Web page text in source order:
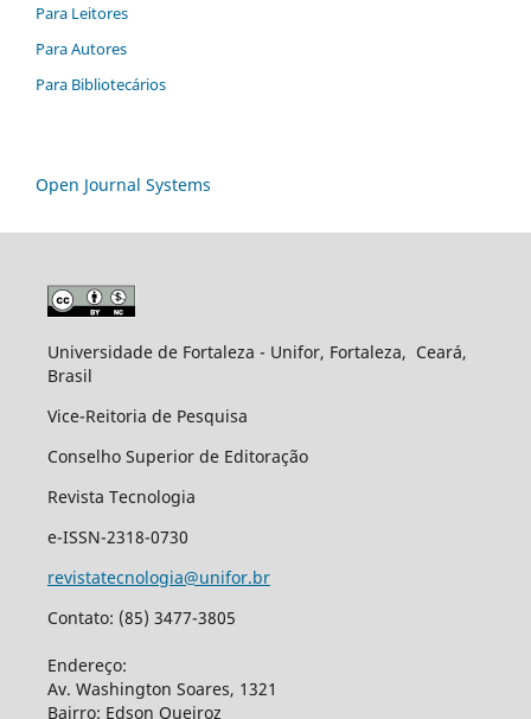
Para Leitores
Para Autores
Para Bibliotecários
Open Journal Systems
Universidade de Fortaleza - Unifor, Fortaleza, Ceará,
Brasil
Vice-Reitoria de Pesquisa
Conselho Superior de Editoração
Revista Tecnologia
e-ISSN-2318-0730
revistatecnologia@unifor.br
Contato: (85) 3477-3805
Endereço:
Av. Washington Soares, 1321
Bairro: Edson Queiroz